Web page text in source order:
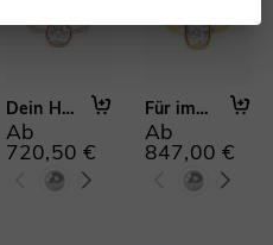
Dein Herz haltend
Ab
720,50 €
Für immer beginnt heute
Ab
847,00 €